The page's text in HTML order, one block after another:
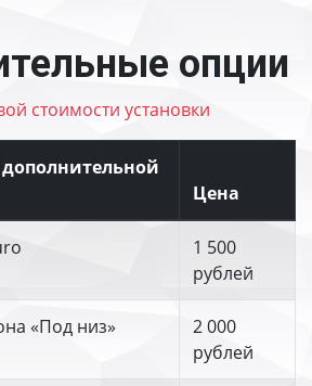
опции
стоимости установки
Цена
1 500
рублей
«Под низ»
2 000
рублей